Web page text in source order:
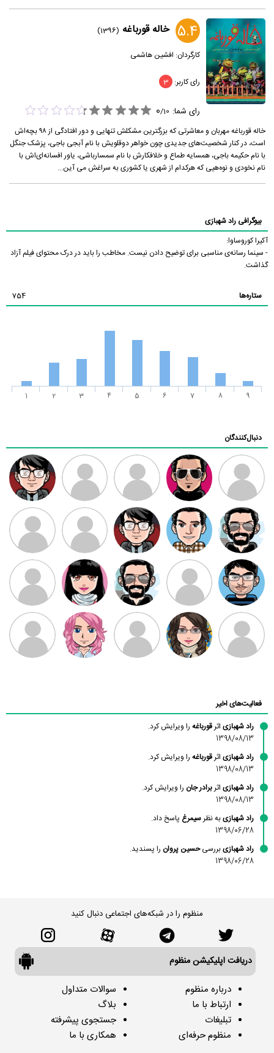
5.4 خاله قورباغه (1396)
کارگردان: افشین هاشمی
رای کاربر: 3
رای شما: 0/10
خاله قورباغه مهربان و معاشرتی که بزرگترین مشکلش تنهایی و دور افتادگی از ۹۸ بچه‌اش
است، در کنار شخصیت‌های جدیدی چون خواهر دوقلویش با نام آبجی باجی، پزشک جنگل
با نام حکیمه باجی، همسایه طماع و خلافکارش با نام سمسارباشی، یاور افسانه‌ای‌اش با
نام نخودی و نوه‌هیی که هرکدام از شهری یا کشوری به سراغش می آین...
بیوگرافی راد شهبازی
آکیرا کوروساوا:
- سینما رسانه‌ی مناسبی برای توضیح دادن نیست. مخاطب را باید در درک محتوای فیلم آزاد
گذاشت.
ستاره‌ها 754
1 2 3 4 5 6 7 8 9
دنبال‌کنندگان
ممدرضا رضا کاظمی زهرا ~ ابتین
سید محمد
موسوی
مهدی فرهمند مهدی سلطانی داود رضیی
طرفدار میلی
بابی براون
کیوان کیانی
سامان راحمی امیردلتا امیروو ملیکا منتظری عارفه داستانپور
فعالیت‌های اخیر
راد شهبازی اثرقورباغه را ویرایش کرد.
1398/08/13
راد شهبازی اثرقورباغه را ویرایش کرد.
1398/08/13
راد شهبازی اثربرادر جان را ویرایش کرد.
1398/08/13
راد شهبازیبه نظرسیمرغ پاسخ داد.
1398/06/28
راد شهبازیبررسیحسین پروان را پسندید.
1398/06/28
منظوم را در شبکه‌های اجتماعی دنبال کنید
دریافت اپلیکیشن منظوم
درباره منظوم
ارتباط با ما
تبلیغات
منظوم حرفه‌ای
سوالات متداول
بلاگ
جستجوی پیشرفته
همکاری با ما